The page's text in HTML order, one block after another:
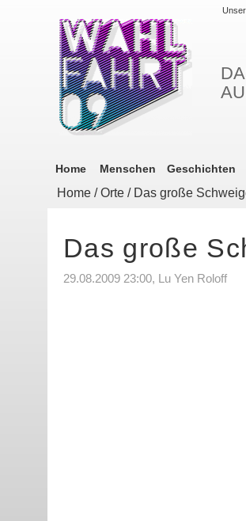
Home Menschen Geschichten
Home /Orte / Das große
Das große
29.08.2009 23:00, Lu Yen Roloff